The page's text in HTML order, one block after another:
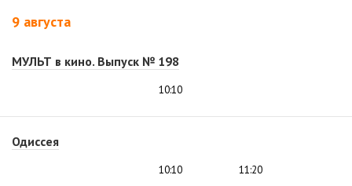
9 августа
МУЛЬТ в кино. Выпуск № 198
10:10
Одиссея
10:10
11:20